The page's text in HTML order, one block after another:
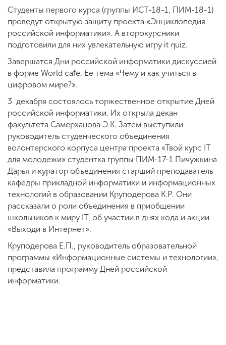
Студенты первого курса (группы ИСТ-18-1, ПИМ-18-1)
проведут открытую защиту проекта «Энциклопедия
российской информатики». А второкурсники
подготовили для них увлекательную игру it quiz.
Завершатся Дни российской информатики дискуссией
в форме World cafe. Ее тема «Чему и как учиться в
цифровом мире?».
3 декабря состоялось торжественное открытие Дней
российской информатики. Их открыла декан
факультета Самерханова Э.К. Затем выступили
руководитель студенческого объединения
волонтерского корпуса центра проекта «Твой курс IT
для молодежи» студентка группы ПИМ-17-1 Пичужкина
Дарья и куратор объединения старший преподаватель
кафедры прикладной информатики и информационных
технологий в образовании Круподерова К.Р. Они
рассказали о роли объединения в приобщении
школьников к миру IT, об участии в днях кода и акции
«Выходи в Интернет».
Круподерова Е.П., руководитель образовательной
программы «Информационные системы и технологии»,
представила программу Дней российской
информатики.